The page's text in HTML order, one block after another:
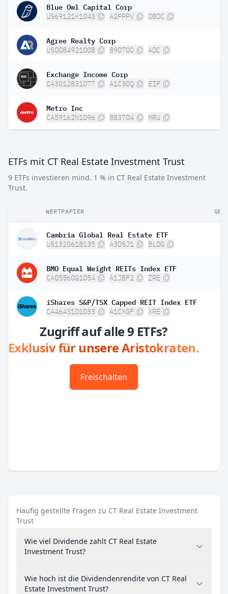
Blue Owl Capital Corp
US69121K1043 A2PPPV OBDC
Agree Realty Corp
US0084921008 890700 ADC
Exchange Income Corp
CA3012831077 A1C30Q EIF
Metro Inc
CA59162N1096 883704 MRU
ETFs mit CT Real Estate Investment Trust
9 ETFs investieren mind. 1 % in CT Real Estate Investment
Trust.
WERTPAPIER
Cambria Global Real Estate ETF
US1320618135 A3DSJ1 BLDG
BMO Equal Weight REITs Index ETF
CA05560G1054 A1JBF2 ZRE
iShares S&P/TSX Capped REIT Index ETF
CA46431D1033 A1CXGF XRE
Zugriff auf alle 9 ETFs?
Exklusiv für unsere Aristokraten.
Freischalten
Häufig gestellte Fragen zu CT Real Estate Investment
Trust
Wie viel Dividende zahlt CT Real Estate
Investment Trust?
Wie hoch ist die Dividendenrendite von CT Real
Estate Investment Trust?